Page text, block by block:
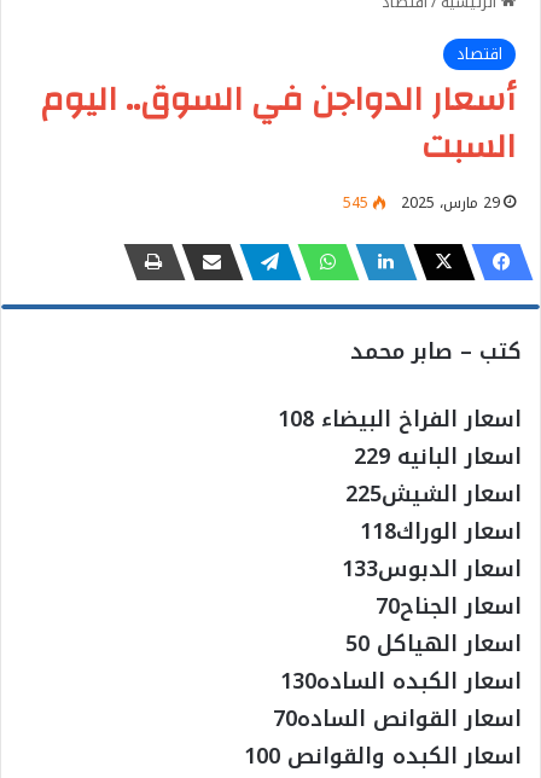
اقتصاد
أسعار الدواجن في السوق.. اليوم
السبت
29 مارس، 2025 545
كتب – صابر محمد
اسعار الفراخ البيضاء 108
اسعار البانيه 229
اسعار الشيش225
اسعار الوراك118
اسعار الدبوس133
اسعار الجناح70
اسعار الهياكل 50
اسعار الكبده الساده130
اسعار القوانص الساده70
اسعار الكبده والقوانص 100